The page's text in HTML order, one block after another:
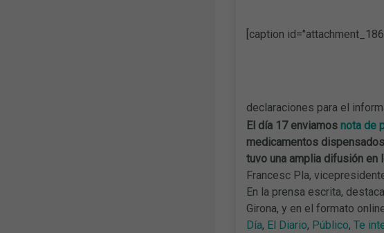
[caption
declaraciones para el
El día 17 enviamos nota de
medicamentos
tuvo una amplia difusión
Francesc Pla,
En la prensa escrita,
Girona, y en el formato
Día, El Diario, Público, Te